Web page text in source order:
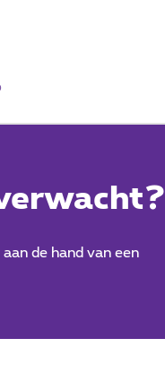
de hand van een